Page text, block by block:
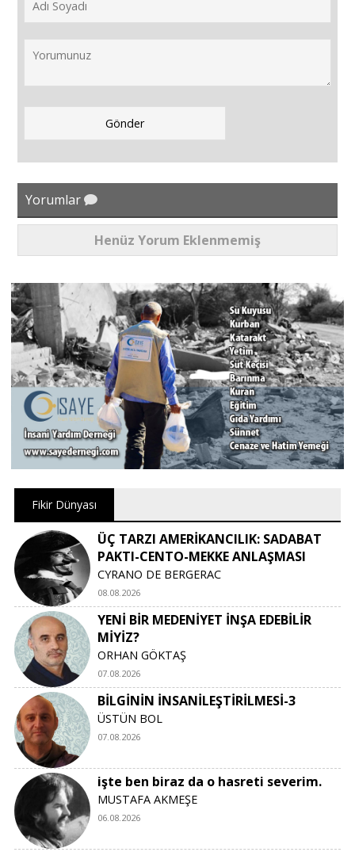
Yorumlar
Henüz Yorum Eklenmemiş
Fikir Dünyası
ÜÇ TARZI AMERİKANCILIK: SADABAT
PAKTI-CENTO-MEKKE ANLAŞMASI
CYRANO DE BERGERAC
08.08.2026
YENİ BİR MEDENİYET İNŞA EDEBİLİR
MİYİZ?
ORHAN GÖKTAŞ
07.08.2026
BİLGİNİN İNSANİLEŞTİRİLMESİ-3
ÜSTÜN BOL
07.08.2026
işte ben biraz da o hasreti severim.
MUSTAFA AKMEŞE
06.08.2026